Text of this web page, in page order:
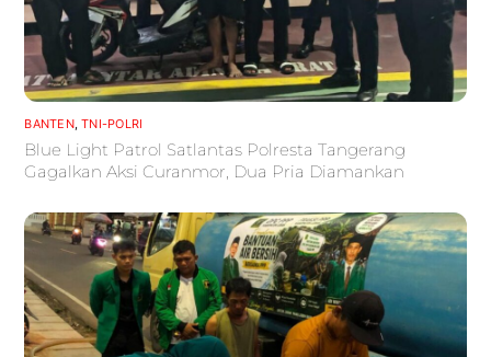
BANTEN,TNI-POLRI
Blue Light Patrol Satlantas Polresta Tangerang
Gagalkan Aksi Curanmor, Dua Pria Diamankan